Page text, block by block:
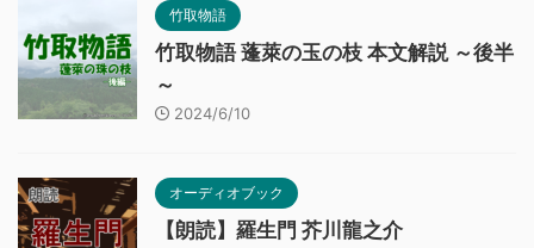
竹取物語
竹取物語 蓬萊の玉の枝 本文解説 ～後半
～
2024/6/10
オーディオブック
【朗読】羅生門 芥川龍之介